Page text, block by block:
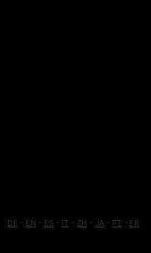
DE EN ES IT ZH JA PT FR